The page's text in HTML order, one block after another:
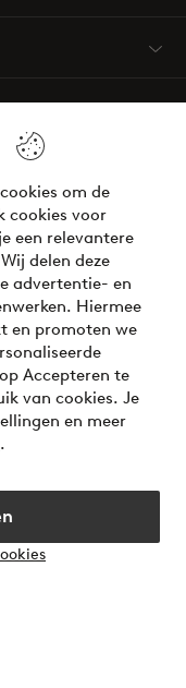
om de
cookies voor
een relevantere
delen deze
advertentie- en
Hiermee
en promoten we
Accepteren te
van cookies. Je
en meer
.
for fashion and
unique style for
look is here!
opsplitsen